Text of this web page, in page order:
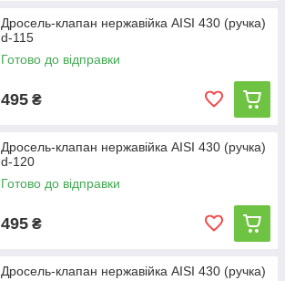
Дросель-клапан нержавійка AISI 430 (ручка)
d-115
Готово до відправки
495 ₴
Дросель-клапан нержавійка AISI 430 (ручка)
d-120
Готово до відправки
495 ₴
Дросель-клапан нержавійка AISI 430 (ручка)